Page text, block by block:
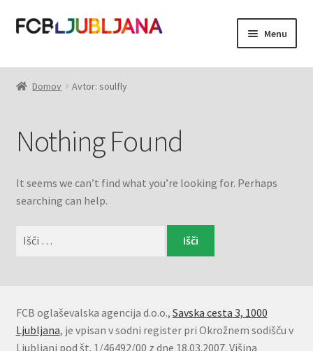
Skip
Skip
Menu
Domov
Košarica
Domov Avtor: soulfly
Nothing Found
It seems we can’t find what you’re looking for. Perhaps
searching can help.
Išči:
FCB oglaševalska agencija d.o.o., Savska cesta 3, 1000
Ljubljana, je vpisan v sodni register pri Okrožnem sodišču v
Ljubljani pod št. 1/46492/00 z dne 18.03.2007. Višina